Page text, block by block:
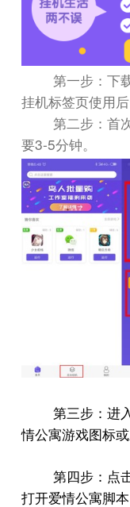
第一步：下
挂机标签页使用后
第二步：首
要3-5分钟。
第三步：进
情公寓游戏图标
第四步：点
打开爱情公寓脚